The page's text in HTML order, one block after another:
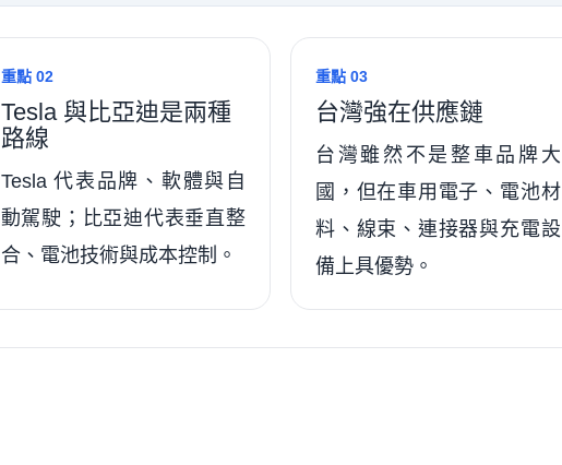
重點 02
Tesla 與比亞迪是兩種
路線
Tesla 代表品牌、軟體與自
動駕駛；比亞迪代表垂直整
合、電池技術與成本控制。
重點 03
台灣強在供應鏈
台灣雖然不是整車品牌大
國，但在車用電子、電池材
料、線束、連接器與充電設
備上具優勢。